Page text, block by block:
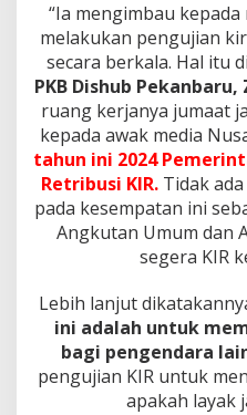
G
u
n
a
k
a
n
'
C
a
o
'
“Ia mengimbau
melakukan pengujian
secara berkala. Hal itu
PKB Dishub
ruang kerjanya jumaat
kepada awak media
tahun ini 2024
Retribusi KIR. Tidak
pada kesempatan ini
Angkutan Umum dan
segera KIR
Lebih lanjut
ini adalah untuk
bagi pengendara
pengujian KIR untuk
apakah layak